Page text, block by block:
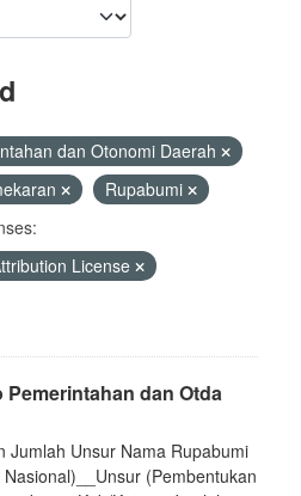
dan Otonomi Daerah
Rupabumi
License
dan Otda
Jumlah Unsur Nama Rupabumi
(Pembentukan